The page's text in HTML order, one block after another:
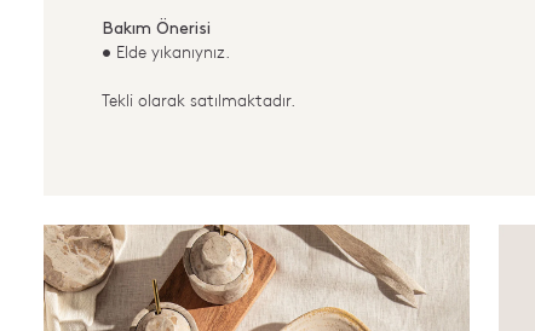
Bakım Önerisi
• Elde yıkanıynız.
Tekli olarak satılmaktadır.